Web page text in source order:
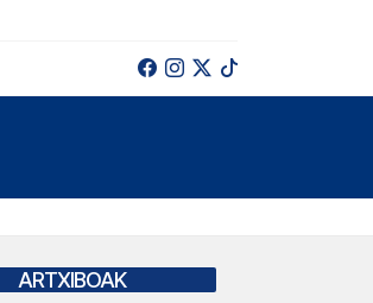
ARTXIBOAK